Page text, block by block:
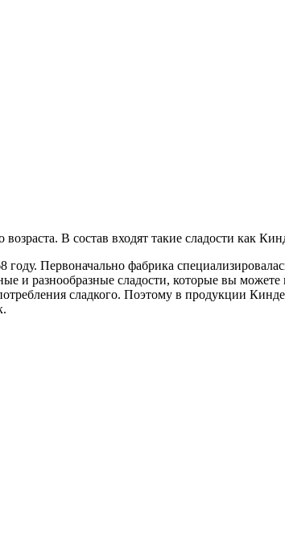
В состав входят такие сладости как
Первоначально фабрика
и разнообразные сладости, которые вы
сладкого. Поэтому в продукции